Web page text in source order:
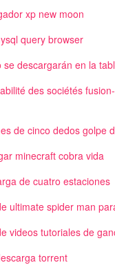
xp new moon
query browser
se descargarán en la
des sociétés
de cinco dedos golpe
minecraft cobra vida
de cuatro estaciones
ultimate spider man
videos tutoriales de
torrent